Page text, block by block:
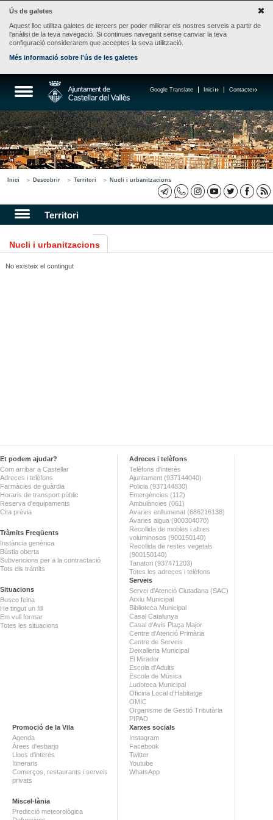
Ús de galetes
Aquest lloc utilitza galetes de tercers per poder millorar els nostres serveis a partir de
l'anàlisi de la teva navegació. Si continues navegant sense canviar la teva
configuració considerarem que acceptes la seva utilització.
Més informació sobre l'ús de les galetes
Contacte
Inici
Google Translate
Inici Descobrir Territori Nucli i urbanitzacions
Territori
Nucli i urbanitzacions
No existeix el contingut
Et podem ajudar?
Com arribar a Castellar
Adreces i telèfons
Farmàcies de guàrdia
Horaris de transport públic
Reserva d'equipaments
Cita prèvia
Tràmits Freqüents
Instància genèrica
Bústia oberta
Subvencions per a la contractació
Tots els tràmits
Situacions
Busco feina
He tingut un fill
Em vull formar
Totes les situacions
Adreces i telèfons
Telèfons d'interès
Ajuntament (937144040)
Policia (937144830)
Emergències (112)
Ambulàncies (061)
Avaries enllumenat (686216138)
Avaries aigua (900304070)
Recollida de mobles i altres
voluminosos (900150140)
Recollida de restes vegetals
(900150140)
Tanatori (937471203)
Totes les adreces i telèfons
Serveis
Servei d'Atenció Ciutadana (SAC)
Arxiu Municipal
Biblioteca Municipal
Casal Catalunya
Casal d'Avis Plaça Major
Centre d'Atenció Primària
Centre de Serveis
Deixalleria Municipal
El Mirador
Escola d'Adults
Escola de Música
Ludoteca Municipal
Oficina Local d'Habitatge
OMIC
Organisme de Gestió Tributària
PIPAD
Promoció de la Vila
Agenda
Àrees d'esbarjo
Llocs d'interès
Itineraris
Comerços, restaurants i serveis
privats
Miscel·lània
Predicció meteorològica
Xarxes socials
Instagram
Facebook
Twitter
Youtube
WhatsApp